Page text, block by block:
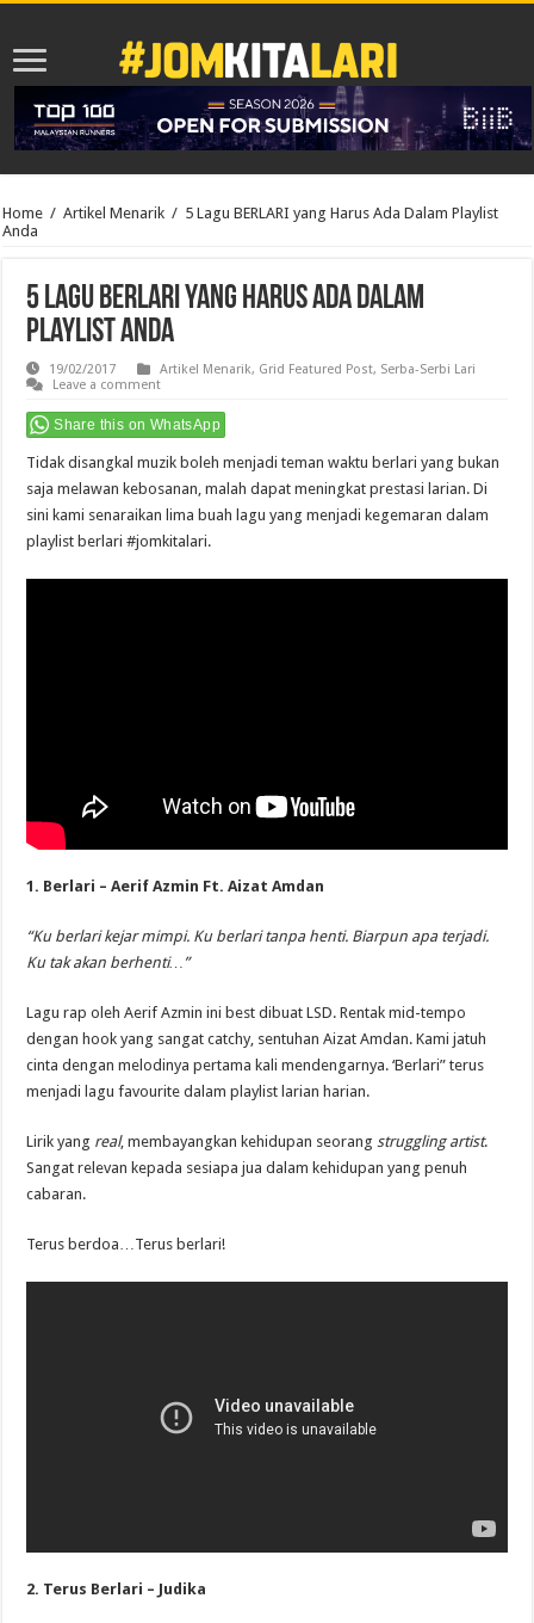
Home / Artikel Menarik / 5 Lagu BERLARI yang Harus Ada Dalam Playlist
Anda
5 Lagu BERLARI yang Harus Ada Dalam
Playlist Anda
19/02/2017 Artikel Menarik, Grid Featured Post, Serba-Serbi Lari
Leave a comment
Share this on WhatsApp
Tidak disangkal muzik boleh menjadi teman waktu berlari yang bukan
saja melawan kebosanan, malah dapat meningkat prestasi larian. Di
sini kami senaraikan lima buah lagu yang menjadi kegemaran dalam
playlist berlari #jomkitalari.
1. Berlari – Aerif Azmin Ft. Aizat Amdan
“Ku berlari kejar mimpi. Ku berlari tanpa henti. Biarpun apa terjadi.
Ku tak akan berhenti…”
Lagu rap oleh Aerif Azmin ini best dibuat LSD. Rentak mid-tempo
dengan hook yang sangat catchy, sentuhan Aizat Amdan. Kami jatuh
cinta dengan melodinya pertama kali mendengarnya. ‘Berlari” terus
menjadi lagu favourite dalam playlist larian harian.
Lirik yang real, membayangkan kehidupan seorang struggling artist.
Sangat relevan kepada sesiapa jua dalam kehidupan yang penuh
cabaran.
Terus berdoa…Terus berlari!
2. Terus Berlari – Judika